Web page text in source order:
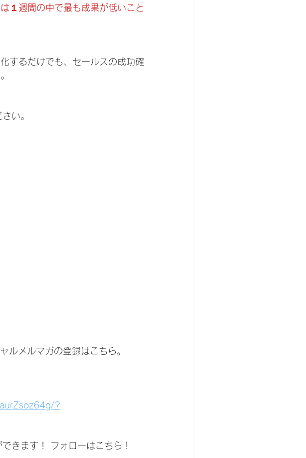
１週間の中で最も成果が低いこと
するだけでも、セールスの成功確
い。
ルメルマガの登録はこちら。
?
きます！ フォローはこちら！